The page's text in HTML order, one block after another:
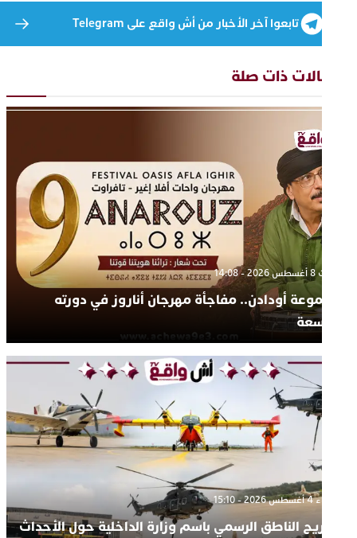
تابعوا آخر الأخبار من أش واقع على Telegram
ذات صلة
أودادن.. مفاجأة مهرجان أناروز في دورته
الناطق الرسمي باسم وزارة الداخلية حول الأحداث